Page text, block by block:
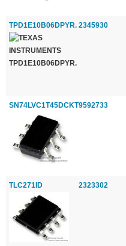
TPD1E10B06DPYR. 2345930
SN74LVC1T45DCKT9592733
TLC271ID 2323302